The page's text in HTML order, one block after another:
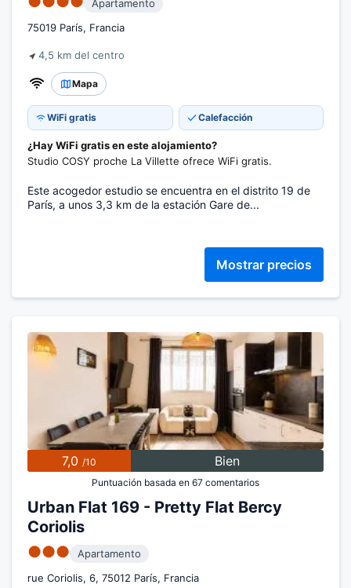
Apartamento
75019 París, Francia
4,5 km del centro
Mapa
WiFi gratis Calefacción
¿Hay WiFi gratis en este alojamiento?
Studio COSY proche La Villette ofrece WiFi gratis.
Este acogedor estudio se encuentra en el distrito 19 de
París, a unos 3,3 km de la estación Gare de...
Mostrar precios
7,0 /10 Bien
Puntuación basada en 67 comentarios
Urban Flat 169 - Pretty Flat Bercy
Coriolis
●●●
Apartamento
rue Coriolis, 6, 75012 París, Francia